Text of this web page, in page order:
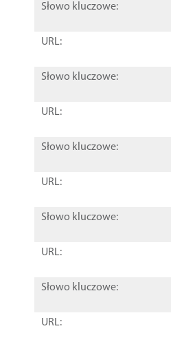
Słowo kluczowe:
URL:
Słowo kluczowe:
URL:
Słowo kluczowe:
URL:
Słowo kluczowe:
URL:
Słowo kluczowe:
URL: